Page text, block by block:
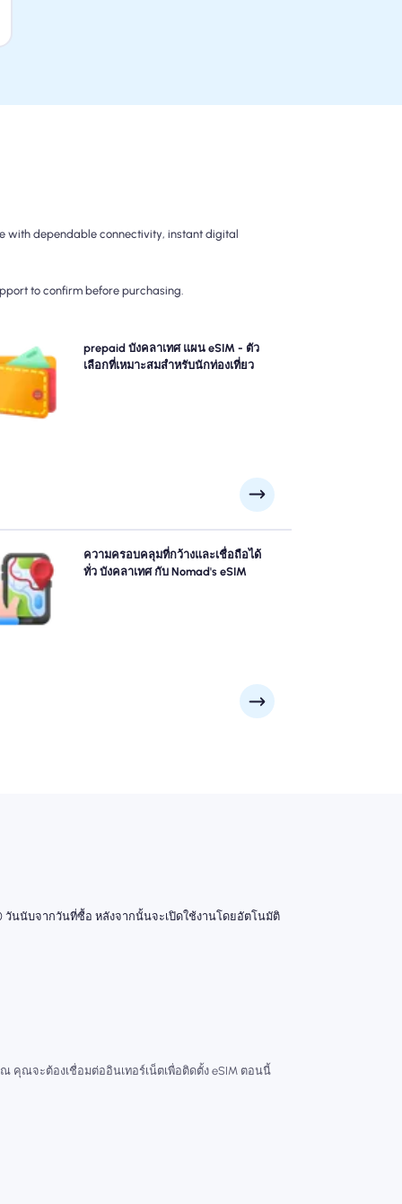
with dependable connectivity, instant digital
to confirm before purchasing.
prepaid บังคลาเทศ แผน eSIM - ตัว
เลือกที่เหมาะสมสำหรับนักท่องเที่ยว
เลือกแผนการจ่ายล่วงหน้าของเรา บังคลาเทศ แผน eSIM
รับการเชื่อมต่อ 4G/5G ที่ไม่ยุ่งยาก จ่ายล่วงหน้าเพื่อหลีก
ยงการเรียกเก็บเงินหลังการเดินทางที่น่าประหลาดใจและ
ควบคุมการใช้ข้อมูลและค่าใช้จ่ายของคุณอย่างสมบูรณ์
ความครอบคลุมที่กว้างและเชื่อถือได้
ทั่ว บังคลาเทศ กับ Nomad's eSIM
รวจ บังคลาเทศ ด้วยความมั่นใจโดยใช้ บังคลาเทศ eSIM
ง Nomad เสนอความครอบคลุม 4G/5G ที่เชื่อถือได้จาก
เมืองใหญ่ ๆ เช่น ธากา, โบกรา, ค็อกซ์บาซาร์ ไปยังจุดชม
ะยะไกล ติดต่อกันไม่ว่าการผจญภัยของคุณจะพาคุณไป
วันนับจากวันที่ซื้อ หลังจากนั้นจะเปิดใช้งานโดยอัตโนมัติ
คุณจะต้องเชื่อมต่ออินเทอร์เน็ตเพื่อติดตั้ง eSIM ตอนนี้